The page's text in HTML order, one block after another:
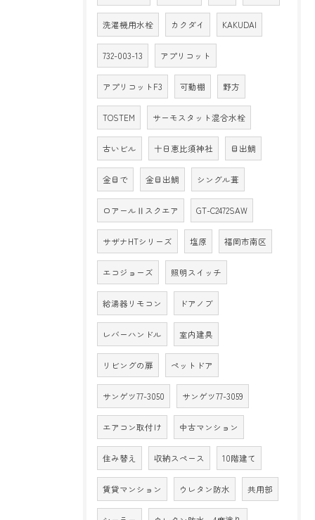
洗濯機用水栓 カクダイ KAKUDAI
732-003-13 アプリコット
アプリコットF3 可動棚 野方
TOSTEM サーモスタット混合水栓
古いビル 十日恵比須神社 目出鯛
金目で 金目出鯛 シングル葺
ロアールⅡスクエア GT-C2472SAW
サザナHTシリーズ 塩原 福岡市南区
エコジョーズ 照明スイッチ
給湯器リモコン ドアノブ
レバーハンドル 室内建具
リビングの扉 ペットドア
サンゲツ77-3050 サンゲツ77-3059
エアコン取付け 中古マンション
住み替え 収納スペース 10階建て
賃貸マンション ウレタン防水 共用部